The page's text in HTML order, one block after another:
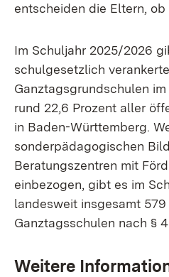
entscheiden die Eltern,
Im Schuljahr 2025/2026
schulgesetzlich verankerte
Ganztagsgrundschulen
rund 22,6 Prozent aller
in Baden-Württemberg.
sonderpädagogischen
Beratungszentren mit
einbezogen, gibt es im
landesweit insgesamt
Ganztagsschulen nach §
Weitere